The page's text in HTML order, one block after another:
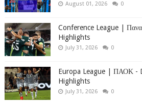
August 01, 2026 0
Conference League |
Highlights
July 31, 2026 0
Europa League | ΠΑΟΚ -
Highlights
July 31, 2026 0